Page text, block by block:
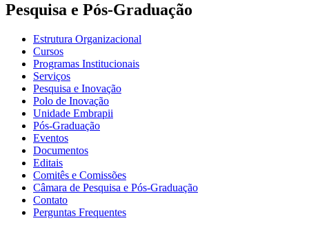
Pesquisa e Pós-Graduação
Estrutura Organizacional
Cursos
Programas Institucionais
Serviços
Pesquisa e Inovação
Polo de Inovação
Unidade Embrapii
Pós-Graduação
Eventos
Documentos
Editais
Comitês e Comissões
Câmara de Pesquisa e Pós-Graduação
Contato
Perguntas Frequentes